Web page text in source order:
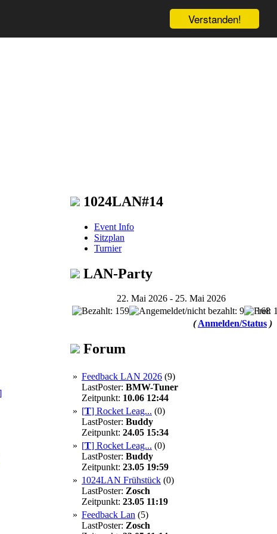
Verstanden!
1024LAN#14
Event Info
Sitzplan
Turnier
LAN-Party
22. Mai 2026 - 25. Mai 2026
168
(Anmelden/Status )
Forum
» Feedback LAN 2026 (9)
LastPoster: BMW-Tuner
Zeitpunkt: 10.06 12:44
» [T] Rocket Leag... (0)
LastPoster: Buddy
Zeitpunkt: 24.05 15:34
» [T] Rocket Leag... (0)
LastPoster: Buddy
Zeitpunkt: 23.05 19:59
» 1024LAN Frühstück (0)
LastPoster: Zosch
Zeitpunkt: 23.05 11:19
» Feedback Lan (5)
LastPoster: Zosch